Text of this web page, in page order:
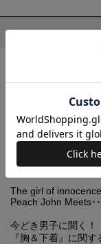
ayumi hamasaki
IT’S A SHOW TIME!!
ピーチ・ジョンの
教えてPJ！ 下着に
In the mood for love
Peach John Meets･
The girl of innocence
Peach John Meets･
今どき男子に聞く！
『胸＆下着』に関